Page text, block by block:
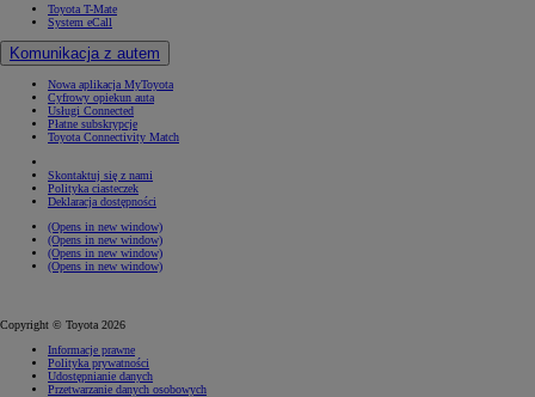
Toyota T-Mate
System eCall
Komunikacja z autem
Nowa aplikacja MyToyota
Cyfrowy opiekun auta
Usługi Connected
Płatne subskrypcje
Toyota Connectivity Match
Skontaktuj się z nami
Polityka ciasteczek
Deklaracja dostępności
(Opens in new window)
(Opens in new window)
(Opens in new window)
(Opens in new window)
Copyright © Toyota 2026
Informacje prawne
Polityka prywatności
Udostępnianie danych
Przetwarzanie danych osobowych